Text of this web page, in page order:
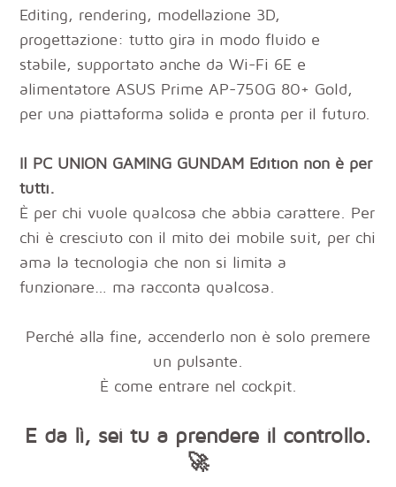
Editing, rendering, modellazione 3D,
progettazione: tutto gira in modo fluido e
stabile, supportato anche da Wi-Fi 6E e
alimentatore ASUS Prime AP-750G 80+ Gold,
per una piattaforma solida e pronta per il futuro.
Il PC UNION GAMING GUNDAM Edition non è per
tutti.
È per chi vuole qualcosa che abbia carattere. Per
chi è cresciuto con il mito dei mobile suit, per chi
ama la tecnologia che non si limita a
funzionare… ma racconta qualcosa.
Perché alla fine, accenderlo non è solo premere
un pulsante.
È come entrare nel cockpit.
E da lì, sei tu a prendere il controllo.
🚀